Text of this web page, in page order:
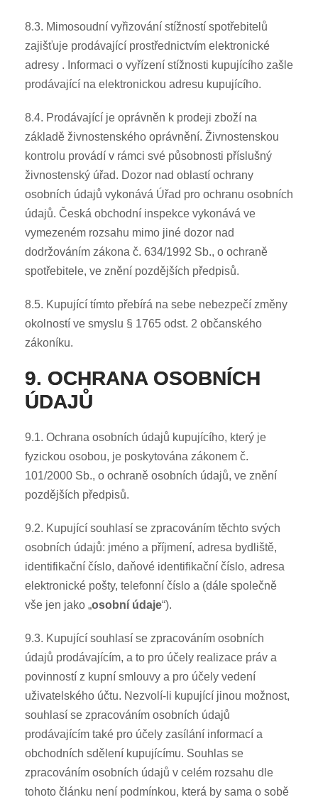
8.3. Mimosoudní vyřizování stížností spotřebitelů
zajišťuje prodávající prostřednictvím elektronické
adresy . Informaci o vyřízení stížnosti kupujícího zašle
prodávající na elektronickou adresu kupujícího.
8.4. Prodávající je oprávněn k prodeji zboží na
základě živnostenského oprávnění. Živnostenskou
kontrolu provádí v rámci své působnosti příslušný
živnostenský úřad. Dozor nad oblastí ochrany
osobních údajů vykonává Úřad pro ochranu osobních
údajů. Česká obchodní inspekce vykonává ve
vymezeném rozsahu mimo jiné dozor nad
dodržováním zákona č. 634/1992 Sb., o ochraně
spotřebitele, ve znění pozdějších předpisů.
8.5. Kupující tímto přebírá na sebe nebezpečí změny
okolností ve smyslu § 1765 odst. 2 občanského
zákoníku.
9. OCHRANA OSOBNÍCH
ÚDAJŮ
9.1. Ochrana osobních údajů kupujícího, který je
fyzickou osobou, je poskytována zákonem č.
101/2000 Sb., o ochraně osobních údajů, ve znění
pozdějších předpisů.
9.2. Kupující souhlasí se zpracováním těchto svých
osobních údajů: jméno a příjmení, adresa bydliště,
identifikační číslo, daňové identifikační číslo, adresa
elektronické pošty, telefonní číslo a (dále společně
vše jen jako „osobní údaje“).
9.3. Kupující souhlasí se zpracováním osobních
údajů prodávajícím, a to pro účely realizace práv a
povinností z kupní smlouvy a pro účely vedení
uživatelského účtu. Nezvolí-li kupující jinou možnost,
souhlasí se zpracováním osobních údajů
prodávajícím také pro účely zasílání informací a
obchodních sdělení kupujícímu. Souhlas se
zpracováním osobních údajů v celém rozsahu dle
tohoto článku není podmínkou, která by sama o sobě